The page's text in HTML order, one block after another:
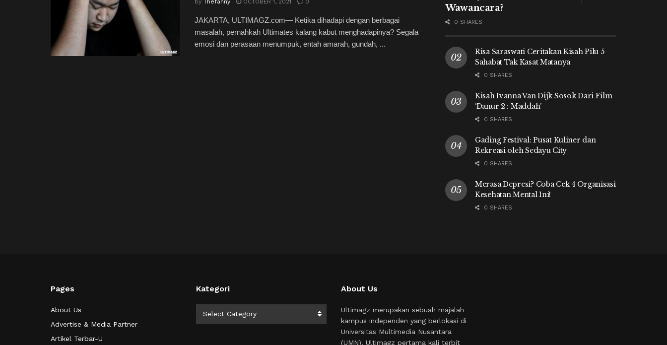
by Thefanny OCTOBER 1, 2021 0
JAKARTA, ULTIMAGZ.com— Ketika dihadapi dengan berbagai
masalah, pernahkah Ultimates kalang kabut menghadapinya? Segala
emosi dan perasaan menumpuk, entah amarah, gundah, ...
Wawancara?
0 SHARES
Risa Saraswati Ceritakan Kisah Pilu 5
Sahabat Tak Kasat Matanya
0 SHARES
Kisah Ivanna Van Dijk Sosok Dari Film
‘Danur 2 : Maddah’
0 SHARES
Gading Festival: Pusat Kuliner dan
Rekreasi oleh Sedayu City
0 SHARES
Merasa Depresi? Coba Cek 4 Organisasi
Kesehatan Mental Ini!
0 SHARES
Pages
About Us
Advertise & Media Partner
Artikel Terbar-U
Kategori
Select Category
About Us
Ultimagz merupakan sebuah majalah
kampus independen yang berlokasi di
Universitas Multimedia Nusantara
(UMN). Ultimagz pertama kali terbit